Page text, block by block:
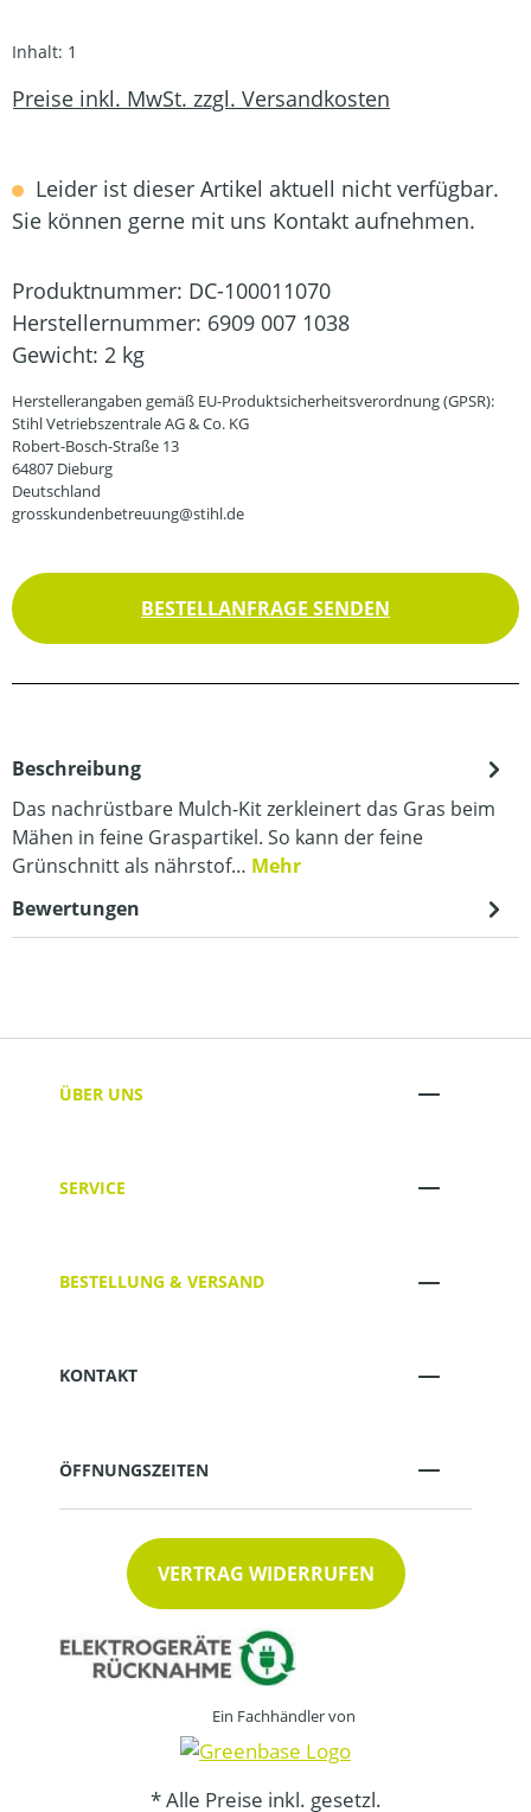
Inhalt: 1
Preise inkl. MwSt. zzgl. Versandkosten
Leider ist dieser Artikel aktuell nicht verfügbar.
Sie können gerne mit uns Kontakt aufnehmen.
Produktnummer: DC-100011070
Herstellernummer: 6909 007 1038
Gewicht: 2 kg
Herstellerangaben gemäß EU-Produktsicherheitsverordnung (GPSR):
Stihl Vetriebszentrale AG & Co. KG
Robert-Bosch-Straße 13
64807 Dieburg
Deutschland
grosskundenbetreuung@stihl.de
BESTELLANFRAGE SENDEN
Beschreibung
Das nachrüstbare Mulch-Kit zerkleinert das Gras beim
Mähen in feine Graspartikel. So kann der feine
Grünschnitt als nährstof… Mehr
Bewertungen
ÜBER UNS
SERVICE
BESTELLUNG & VERSAND
KONTAKT
ÖFFNUNGSZEITEN
VERTRAG WIDERRUFEN
Ein Fachhändler von
* Alle Preise inkl. gesetzl.